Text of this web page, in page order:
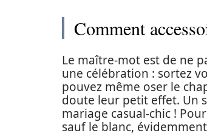
Comment
Le maître-mot est de ne
une célébration : sortez
pouvez même oser le
doute leur petit effet. Un
mariage casual-chic !
sauf le blanc,